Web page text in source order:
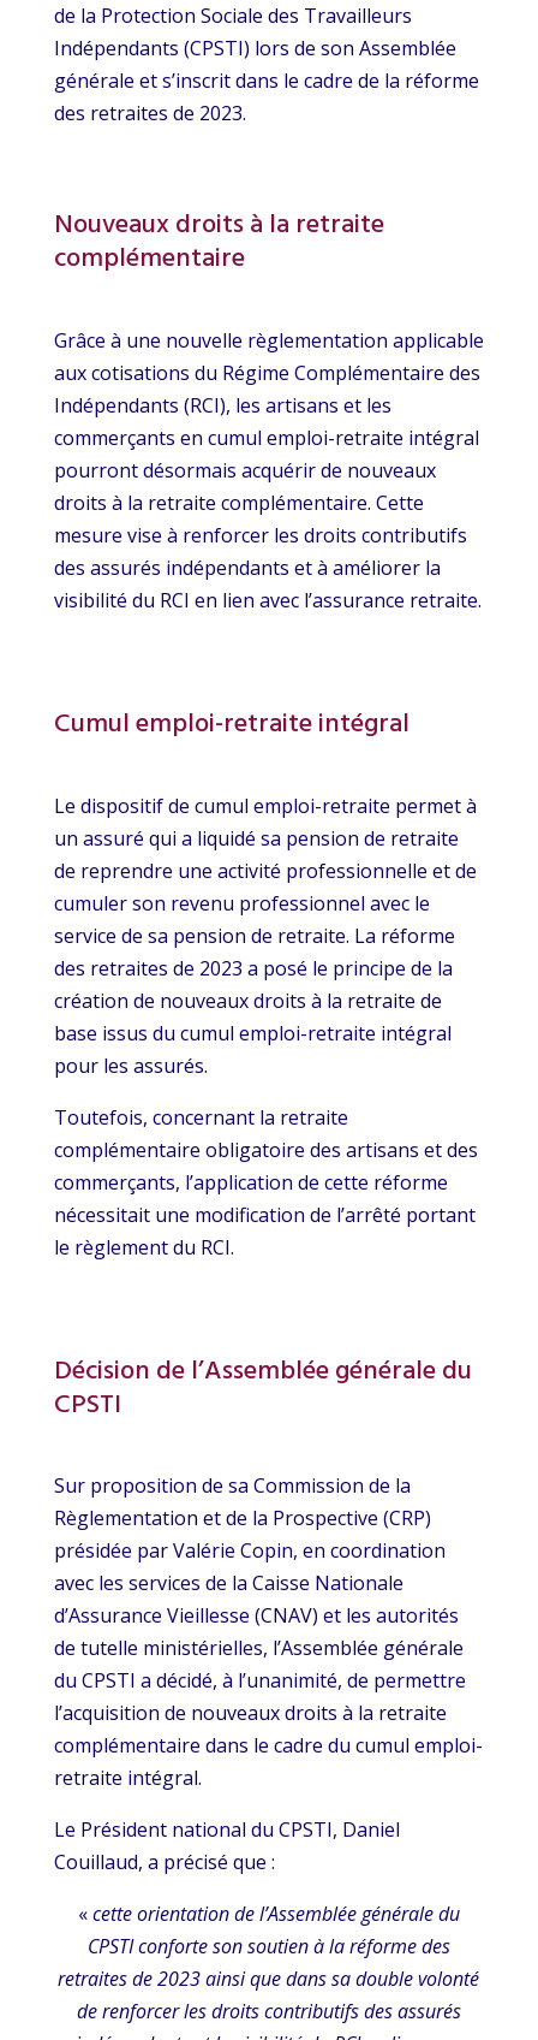
de la Protection Sociale des Travailleurs
Indépendants (CPSTI) lors de son Assemblée
générale et s’inscrit dans le cadre de la réforme
des retraites de 2023.
Nouveaux droits à la retraite
complémentaire
Grâce à une nouvelle règlementation applicable
aux cotisations du Régime Complémentaire des
Indépendants (RCI), les artisans et les
commerçants en cumul emploi-retraite intégral
pourront désormais acquérir de nouveaux
droits à la retraite complémentaire. Cette
mesure vise à renforcer les droits contributifs
des assurés indépendants et à améliorer la
visibilité du RCI en lien avec l’assurance retraite.
Cumul emploi-retraite intégral
Le dispositif de cumul emploi-retraite permet à
un assuré qui a liquidé sa pension de retraite
de reprendre une activité professionnelle et de
cumuler son revenu professionnel avec le
service de sa pension de retraite. La réforme
des retraites de 2023 a posé le principe de la
création de nouveaux droits à la retraite de
base issus du cumul emploi-retraite intégral
pour les assurés.
Toutefois, concernant la retraite
complémentaire obligatoire des artisans et des
commerçants, l’application de cette réforme
nécessitait une modification de l’arrêté portant
le règlement du RCI.
Décision de l’Assemblée générale du
CPSTI
Sur proposition de sa Commission de la
Règlementation et de la Prospective (CRP)
présidée par Valérie Copin, en coordination
avec les services de la Caisse Nationale
d’Assurance Vieillesse (CNAV) et les autorités
de tutelle ministérielles, l’Assemblée générale
du CPSTI a décidé, à l’unanimité, de permettre
l’acquisition de nouveaux droits à la retraite
complémentaire dans le cadre du cumul emploi-
retraite intégral.
Le Président national du CPSTI, Daniel
Couillaud, a précisé que :
«cette orientation de l’Assemblée générale du
CPSTI conforte son soutien à la réforme des
retraites de 2023 ainsi que dans sa double volonté
de renforcer les droits contributifs des assurés